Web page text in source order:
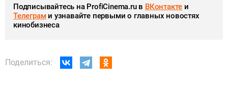
Подписывайтесь на ProfiCinema.ru в ВКонтакте и
Телеграми узнавайте первыми о главных новостях
кинобизнеса
Поделиться: